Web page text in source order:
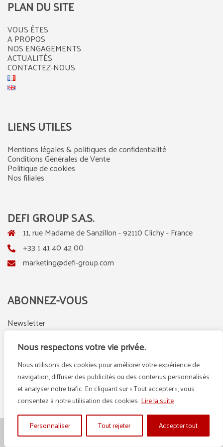
Nous respectons votre vie privée.
Nous utilisons des cookies pour améliorer votre expérience de
navigation, diffuser des publicités ou des contenus personnalisés
et analyser notre trafic. En cliquant sur « Tout accepter », vous
consentez à notre utilisation des cookies.Lire la suite
Personnaliser
Tout rejeter Accepter tout
PLAN DU SITE
VOUS ÊTES
A PROPOS
NOS ENGAGEMENTS
ACTUALITÉS
CONTACTEZ-NOUS
LIENS UTILES
Mentions légales & politiques de confidentialité
Conditions Générales de Vente
Politique de cookies
Nos filiales
DEFI GROUP S.A.S.
11, rue Madame de Sanzillon - 92110 Clichy - France
+33 1 41 40 42 00
marketing@defi-group.com
ABONNEZ-VOUS
Newsletter
LinkedIn
Instagram
© {2025} DEFI GROUP